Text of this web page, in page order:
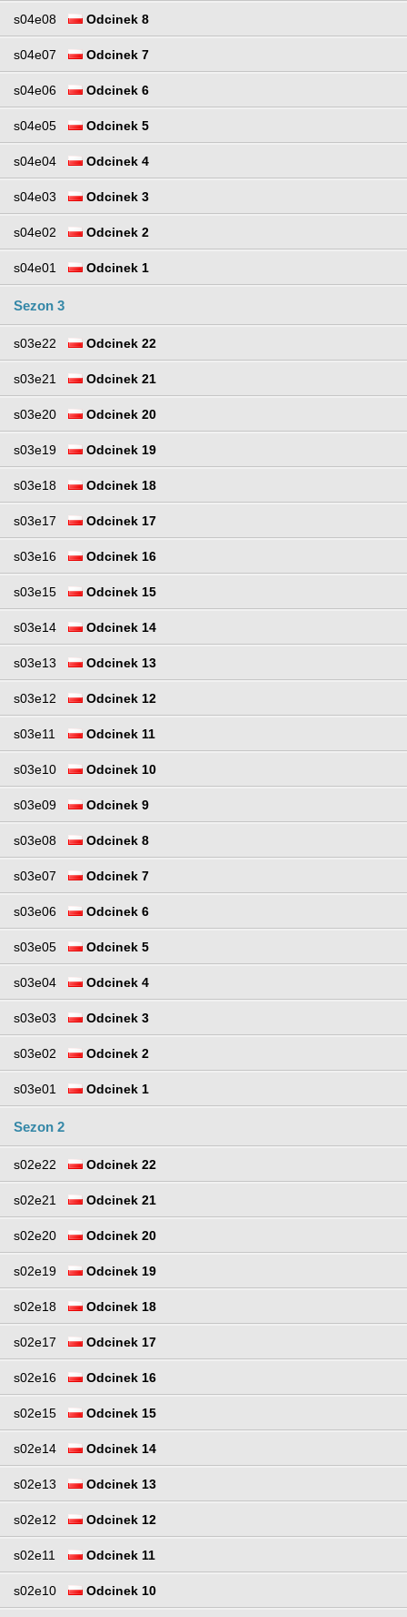
s04e08 Odcinek 8
s04e07 Odcinek 7
s04e06 Odcinek 6
s04e05 Odcinek 5
s04e04 Odcinek 4
s04e03 Odcinek 3
s04e02 Odcinek 2
s04e01 Odcinek 1
Sezon 3
s03e22 Odcinek 22
s03e21 Odcinek 21
s03e20 Odcinek 20
s03e19 Odcinek 19
s03e18 Odcinek 18
s03e17 Odcinek 17
s03e16 Odcinek 16
s03e15 Odcinek 15
s03e14 Odcinek 14
s03e13 Odcinek 13
s03e12 Odcinek 12
s03e11 Odcinek 11
s03e10 Odcinek 10
s03e09 Odcinek 9
s03e08 Odcinek 8
s03e07 Odcinek 7
s03e06 Odcinek 6
s03e05 Odcinek 5
s03e04 Odcinek 4
s03e03 Odcinek 3
s03e02 Odcinek 2
s03e01 Odcinek 1
Sezon 2
s02e22 Odcinek 22
s02e21 Odcinek 21
s02e20 Odcinek 20
s02e19 Odcinek 19
s02e18 Odcinek 18
s02e17 Odcinek 17
s02e16 Odcinek 16
s02e15 Odcinek 15
s02e14 Odcinek 14
s02e13 Odcinek 13
s02e12 Odcinek 12
s02e11 Odcinek 11
s02e10 Odcinek 10